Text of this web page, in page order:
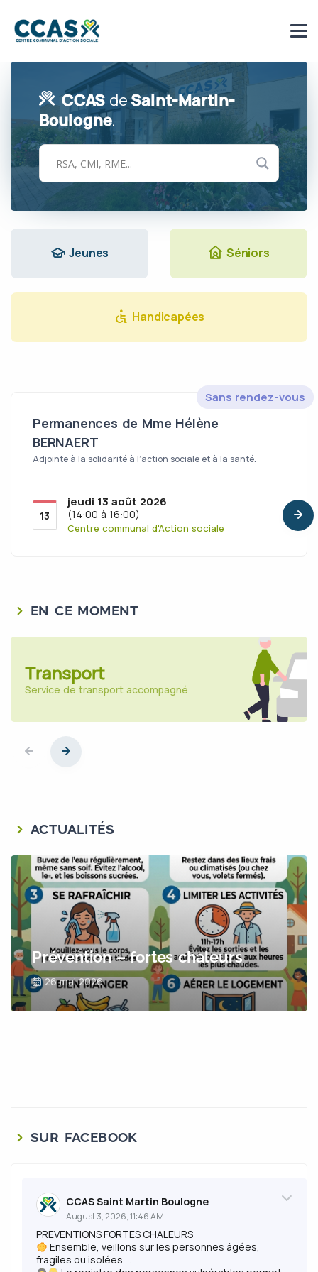
CCAS deSaint-Martin-
Boulogne.
Jeunes Séniors
Handicapées
Sans rendez-vous
Permanences de Mme Hélène
BERNAERT
Adjointe à la solidarité à l’action sociale et à la santé.
13
jeudi 13 août 2026
(14:00 à 16:00)
Centre communal d'Action sociale
EN CE MOMENT
Transport
Service de transport accompagné
ACTUALITÉS
Prévention – fortes chaleurs
26 mai 2026
SUR FACEBOOK
CCAS Saint Martin Boulogne
August 3, 2026, 11:46 AM
PREVENTIONS FORTES CHALEURS
Ensemble, veillons sur les personnes âgées,
fragiles ou isolées ...